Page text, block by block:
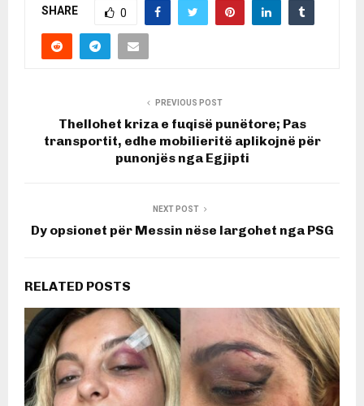
SHARE 0
PREVIOUS POST
Thellohet kriza e fuqisë punëtore; Pas
transportit, edhe mobilieritë aplikojnë për
punonjës nga Egjipti
NEXT POST
Dy opsionet për Messin nëse largohet nga PSG
RELATED POSTS